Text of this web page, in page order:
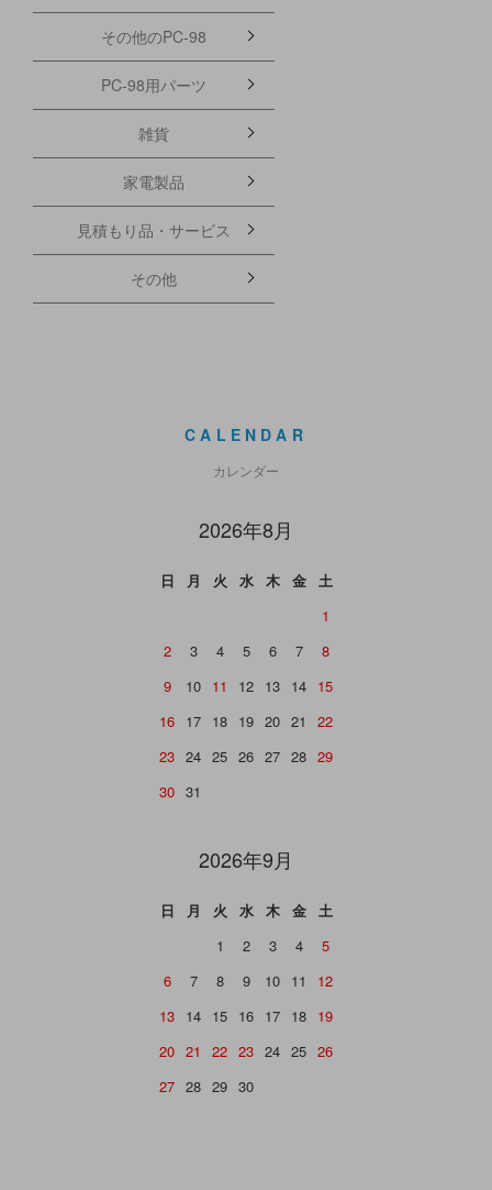
その他のPC-98
PC-98用パーツ
雑貨
家電製品
見積もり品・サービス
その他
CALENDAR
カレンダー
2026年8月
日 月 火 水 木 金
土
1
2
3 4 5 6 7
8
9
10 11 12 13 14 15
16 17 18 19 20 21
22
23 24 25 26 27 28 29
30 31
2026年9月
日 月 火 水 木 金
土
1
2 3 4
5
6
7 8 9 10 11
12
13 14 15 16 17 18 19
20 21 22 23 24 25 26
27 28 29 30